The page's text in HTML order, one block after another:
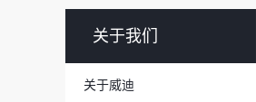
关于我们
关于威迪